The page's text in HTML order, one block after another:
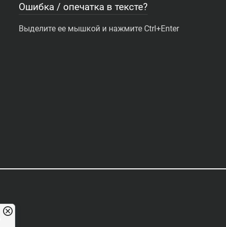
Ошибка / опечатка в тексте?
Выделите ее мышкой и нажмите Ctrl+Enter